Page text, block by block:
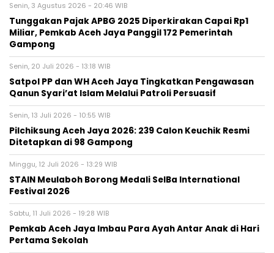
Senin, 3 Agustus 2026 - 20:46 WIB
Tunggakan Pajak APBG 2025 Diperkirakan Capai Rp1
Miliar, Pemkab Aceh Jaya Panggil 172 Pemerintah
Gampong
Senin, 20 Juli 2026 - 13:18 WIB
Satpol PP dan WH Aceh Jaya Tingkatkan Pengawasan
Qanun Syari’at Islam Melalui Patroli Persuasif
Senin, 13 Juli 2026 - 10:55 WIB
Pilchiksung Aceh Jaya 2026: 239 Calon Keuchik Resmi
Ditetapkan di 98 Gampong
Minggu, 12 Juli 2026 - 13:29 WIB
STAIN Meulaboh Borong Medali SeIBa International
Festival 2026
Sabtu, 11 Juli 2026 - 19:28 WIB
Pemkab Aceh Jaya Imbau Para Ayah Antar Anak di Hari
Pertama Sekolah